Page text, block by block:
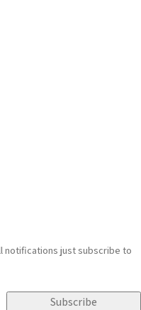
notifications just subscribe to
Subscribe